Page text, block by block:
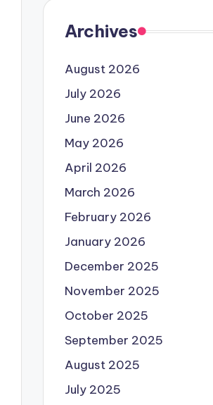
Archives
August 2026
July 2026
June 2026
May 2026
April 2026
March 2026
February 2026
January 2026
December 2025
November 2025
October 2025
September 2025
August 2025
July 2025